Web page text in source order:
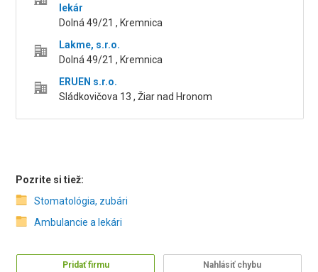
lekár
Dolná 49/21 , Kremnica
Lakme, s.r.o.
Dolná 49/21 , Kremnica
ERUEN s.r.o.
Sládkovičova 13 , Žiar nad Hronom
Pozrite si tiež:
Stomatológia, zubári
Ambulancie a lekári
Pridať firmu Nahlásiť chybu